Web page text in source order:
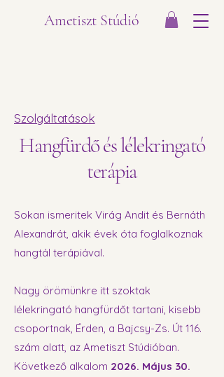
Ametiszt Stúdió
Szolgáltatások
Hangfürdő és lélekringató
terápia
Sokan ismeritek Virág Andit és Bernáth
Alexandrát, akik évek óta foglalkoznak
hangtál terápiával.
Nagy örömünkre itt szoktak
lélekringató hangfürdőt tartani, kisebb
csoportnak, Érden, a Bajcsy-Zs. Út 116.
szám alatt, az Ametiszt Stúdióban.
Következő alkalom 2026. Május 30.